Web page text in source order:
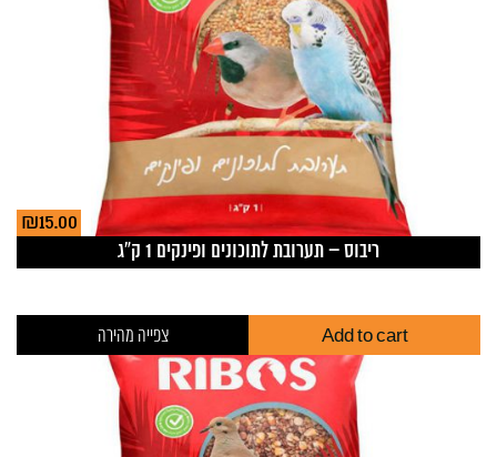
ריבוס – תערובת לתוכונים ופינקים 1 ק”ג
₪15.00
Add to cart צפייה מהירה